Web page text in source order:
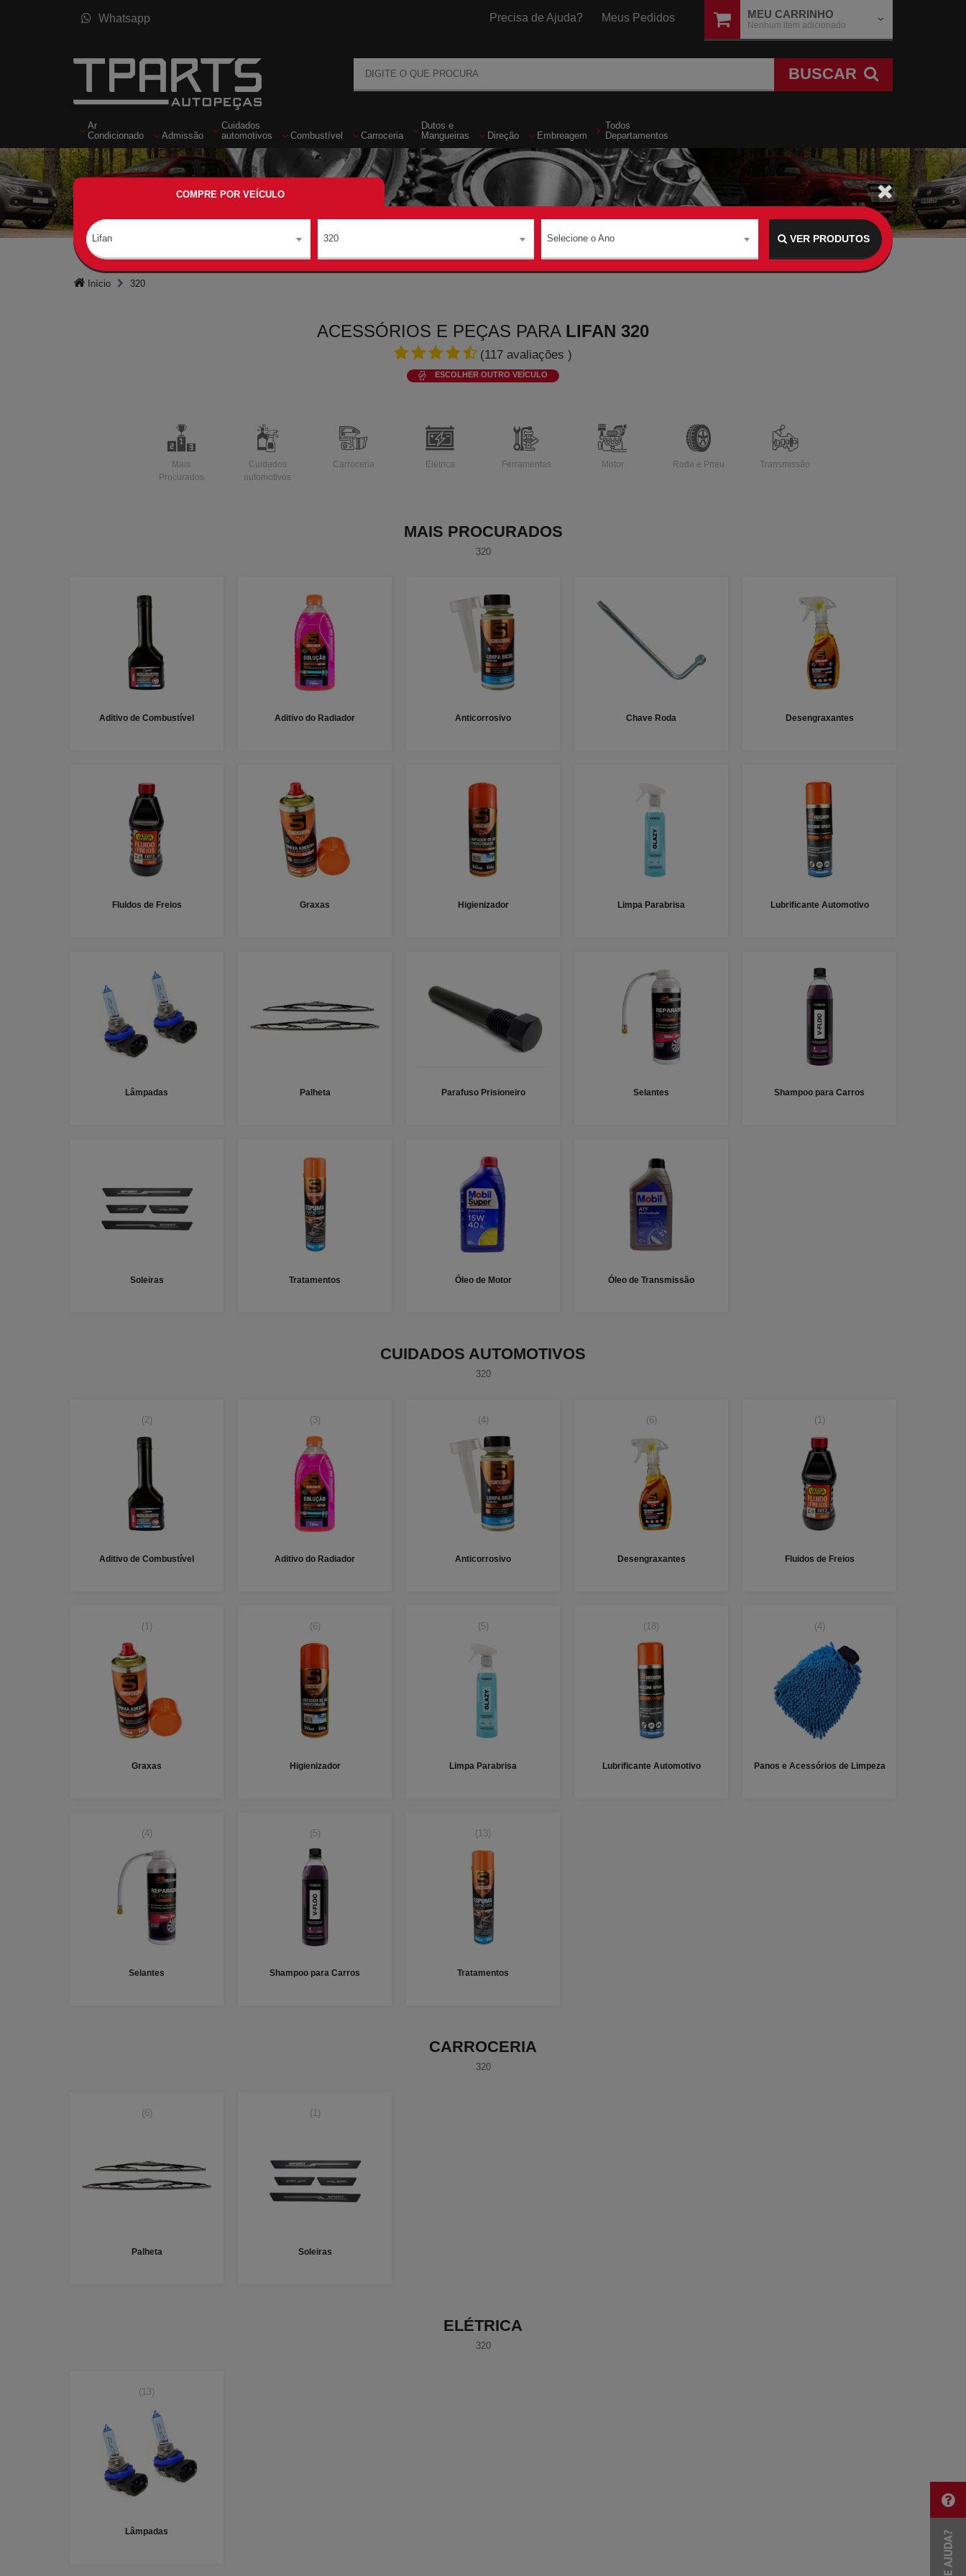
Whatsapp Precisa de Ajuda? Meus Pedidos MEU CARRINHO
Nenhum item adicionado
BUSCAR
Ar
Condicionado
Admissão
Cuidados
automotivos
Combustível Carroceria
Dutos e
Mangueiras
Direção Embreagem
Todos
Departamentos
COMPRE POR VEÍCULO
Lifan 320 Selecione o Ano VER PRODUTOS
Início 320
ACESSÓRIOS E PEÇAS PARA LIFAN 320
(117 avaliações )
ESCOLHER OUTRO VEÍCULO
Mais
Procurados
Cuidados
automotivos
Carroceria Elétrica Ferramentas Motor Roda e Pneu Transmissão
MAIS PROCURADOS
320
Aditivo de Combustível Aditivo do Radiador Anticorrosivo Chave Roda Desengraxantes
Fluidos de Freios Graxas Higienizador Limpa Parabrisa Lubrificante Automotivo
Lâmpadas Palheta Parafuso Prisioneiro Selantes Shampoo para Carros
Soleiras Tratamentos Óleo de Motor Óleo de Transmissão
CUIDADOS AUTOMOTIVOS
320
(2)
Aditivo de Combustível
(3)
Aditivo do Radiador
(4)
Anticorrosivo
(6)
Desengraxantes
(1)
Fluidos de Freios
(1)
Graxas
(6)
Higienizador
(5)
Limpa Parabrisa
(18)
Lubrificante Automotivo
(4)
Panos e Acessórios de Limpeza
(4)
Selantes
(5)
Shampoo para Carros
(13)
Tratamentos
CARROCERIA
320
(6)
Palheta
(1)
Soleiras
ELÉTRICA
320
(13)
Lâmpadas